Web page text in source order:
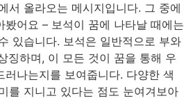
서 올라오는 메시지입니다. 그 중에
어요 – 보석이 꿈에 나타날 때에는
있습니다. 보석은 일반적으로 부와
징하며, 이 모든 것이 꿈을 통해 우
나는지를 보여줍니다. 다양한 색
를 지니고 있다는 점도 눈여겨보아